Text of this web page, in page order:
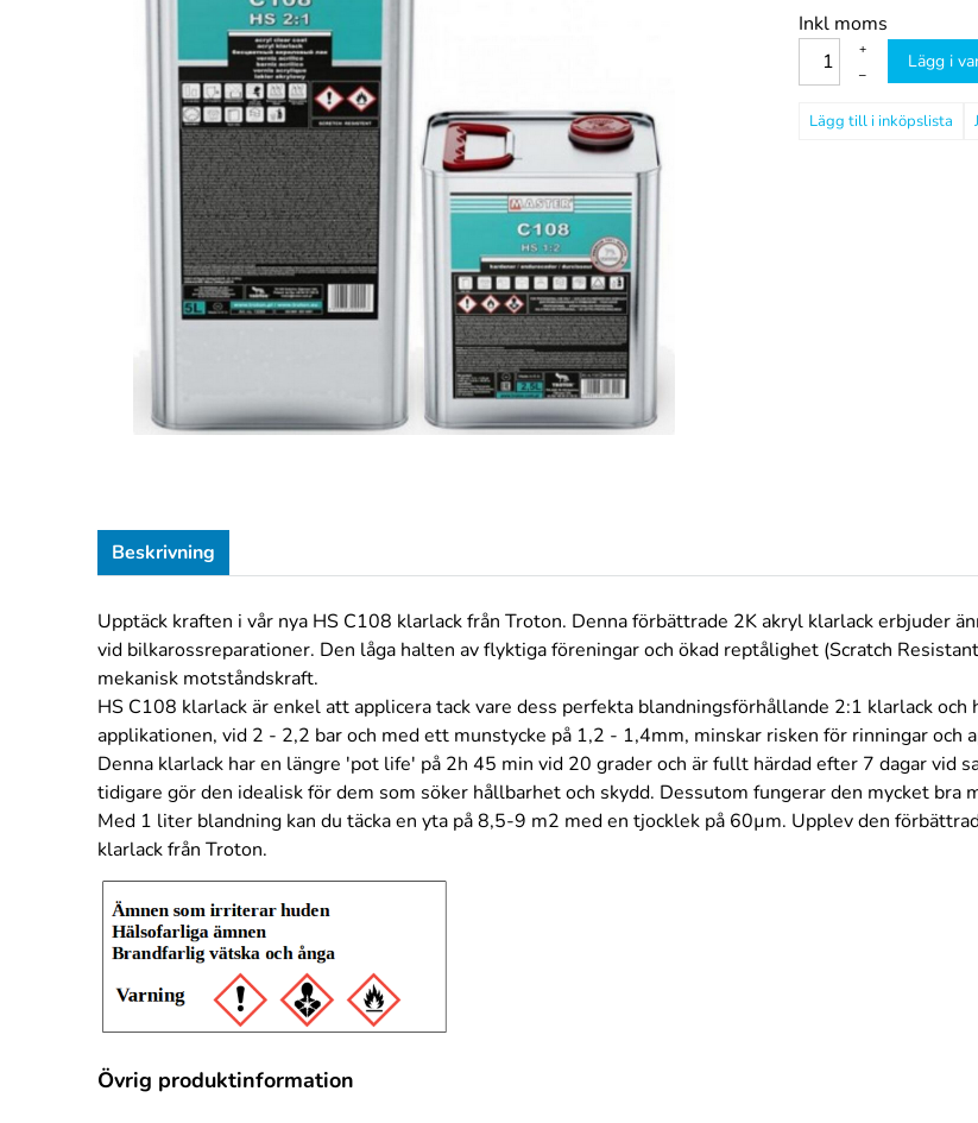
Inkl moms
+
–
Lägg i
Beskrivning
Upptäck kraften i vår nya HS C108 klarlack från Troton. Denna förbättrade 2K akryl klarlack erbjuder
vid bilkarossreparationer. Den låga halten av flyktiga föreningar och ökad reptålighet (Scratch
mekanisk motståndskraft.
HS C108 klarlack är enkel att applicera tack vare dess perfekta blandningsförhållande 2:1 klarlack
applikationen, vid 2 - 2,2 bar och med ett munstycke på 1,2 - 1,4mm, minskar risken för rinningar
Denna klarlack har en längre 'pot life' på 2h 45 min vid 20 grader och är fullt härdad efter 7 dagar vid
tidigare gör den idealisk för dem som söker hållbarhet och skydd. Dessutom fungerar den mycket bra
Med 1 liter blandning kan du täcka en yta på 8,5-9 m2 med en tjocklek på 60µm. Upplev den
klarlack från Troton.
Övrig produktinformation